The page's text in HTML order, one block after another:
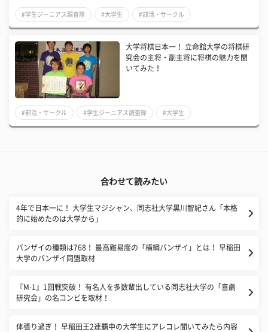
#学生ジーニアス調査隊 #大学生 #部活・サークル
大学将棋日本一！ 立命館大学の将棋研
究会の主将・副主将に将棋の魅力を聞
いてみた！
#部活・サークル #学生ジーニアス調査隊 #大学生
合わせて読みたい
4年で日本一に！ 大学生マジシャン、同志社大学黒川智紀さん「本格
的に始めたのは大学から」
バンザイの種類は768！ 最高難易度の「横綱バンザイ」とは！ 早稲田
大学のバンザイ同盟取材
『M-1』1回戦突破！ 有名人を多数輩出している同志社大学の「喜劇
研究会」の名コンビを取材！
体張り過ぎ！ 早稲田王2連覇中の大学生にアレコレ聞いてみたら内容